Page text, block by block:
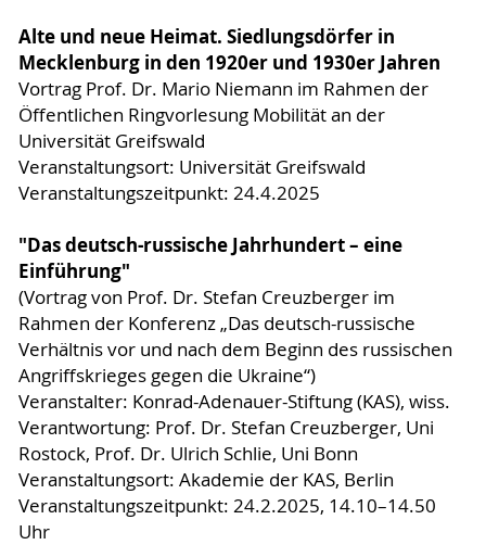
Alte und neue Heimat. Siedlungsdörfer in
Mecklenburg in den 1920er und 1930er Jahren
Vortrag Prof. Dr. Mario Niemann im Rahmen der
Öffentlichen Ringvorlesung Mobilität an der
Universität Greifswald
Veranstaltungsort: Universität Greifswald
Veranstaltungszeitpunkt: 24.4.2025
"Das deutsch-russische Jahrhundert – eine
Einführung"
(Vortrag von Prof. Dr. Stefan Creuzberger im
Rahmen der Konferenz „Das deutsch-russische
Verhältnis vor und nach dem Beginn des russischen
Angriffskrieges gegen die Ukraine“)
Veranstalter: Konrad-Adenauer-Stiftung (KAS), wiss.
Verantwortung: Prof. Dr. Stefan Creuzberger, Uni
Rostock, Prof. Dr. Ulrich Schlie, Uni Bonn
Veranstaltungsort: Akademie der KAS, Berlin
Veranstaltungszeitpunkt: 24.2.2025, 14.10–14.50
Uhr